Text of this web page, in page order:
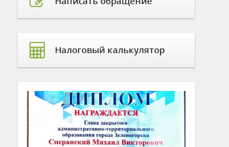
Налоговый калькулятор